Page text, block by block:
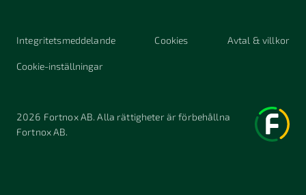
Integritetsmeddelande Cookies Avtal & villkor
Cookie-inställningar
2026 Fortnox AB. Alla rättigheter är förbehållna
Fortnox AB.